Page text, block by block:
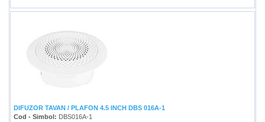
DIFUZOR TAVAN / PLAFON 4.5 INCH DBS 016A-1
Cod - Simbol: DBS016A-1